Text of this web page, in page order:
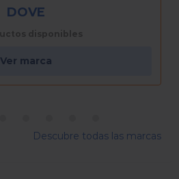
ESCUDO
Ver marca
Descubre todas las marcas